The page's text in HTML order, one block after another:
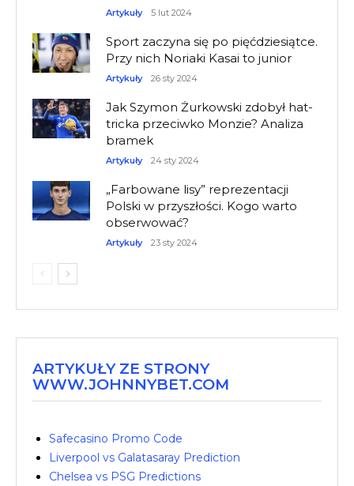
Artykuły 5 lut 2024
Sport zaczyna się po pięćdziesiątce.
Przy nich Noriaki Kasai to junior
Artykuły 26 sty 2024
Jak Szymon Żurkowski zdobył hat-
tricka przeciwko Monzie? Analiza
bramek
Artykuły 24 sty 2024
„Farbowane lisy” reprezentacji
Polski w przyszłości. Kogo warto
obserwować?
Artykuły 23 sty 2024
ARTYKUŁY ZE STRONY
WWW.JOHNNYBET.COM
Safecasino Promo Code
Liverpool vs Galatasaray Prediction
Chelsea vs PSG Predictions